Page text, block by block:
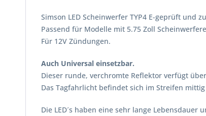
Simson LED Scheinwerfer TYP4 E-geprüft und
Passend für Modelle mit 5.75 Zoll
Für 12V Zündungen.
Auch Universal einsetzbar.
Dieser runde, verchromte Reflektor verfügt
Das Tagfahrlicht befindet sich im Streifen
Die LED´s haben eine sehr lange